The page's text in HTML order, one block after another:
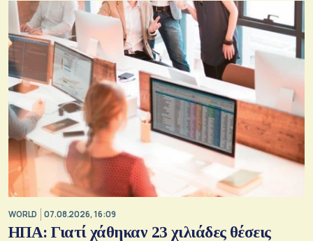
WORLD 07.08.2026, 16:09
ΗΠΑ: Γιατί χάθηκαν 23 χιλιάδες θέσεις